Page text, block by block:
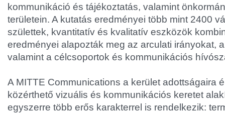
kommunikáció és tájékoztatás, valamint
területein. A kutatás eredményei több mint 2400
születtek, kvantitatív és kvalitatív eszközök
eredményei alapozták meg az arculati irányokat,
valamint a célcsoportok és kommunikációs
A MITTE Communications a kerület adottságaira
közérthető vizuális és kommunikációs keretet
egyszerre több erős karakterrel is rendelkezik: